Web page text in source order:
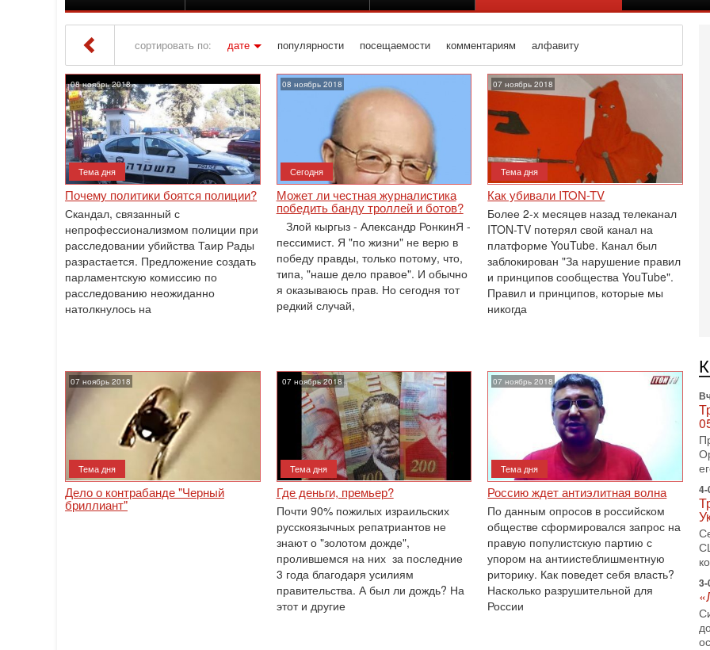
сортировать по: дате популярности посещаемости комментариям алфавиту
Iton TV» Материалы за Ноябрь 2018 года » Страница 9
08 ноябрь 2018
Тема дня
Почему политики боятся полиции?
Скандал, связанный с
непрофессионализмом полиции при
расследовании убийства Таир Рады
разрастается. Предложение создать
парламентскую комиссию по
расследованию неожиданно
натолкнулось на
08 ноябрь 2018
Сегодня
Может ли честная журналистика
победить банду троллей и ботов?
Злой кыргыз - Александр РонкинЯ -
пессимист. Я "по жизни" не верю в
победу правды, только потому, что,
типа, "наше дело правое". И обычно
я оказываюсь прав. Но сегодня тот
редкий случай,
07 ноябрь 2018
Тема дня
Как убивали ITON-TV
Более 2-х месяцев назад телеканал
ITON-TV потерял свой канал на
платформе YouTube. Канал был
заблокирован "За нарушение правил
и принципов сообщества YouTube".
Правил и принципов, которые мы
никогда
07 ноябрь 2018
Тема дня
Дело о контрабанде "Черный
бриллиант"
07 ноябрь 2018
Тема дня
Где деньги, премьер?
Почти 90% пожилых израильских
русскоязычных репатриантов не
знают о "золотом дожде",
пролившемся на них за последние
3 года благодаря усилиям
правительства. А был ли дождь? На
этот и другие
07 ноябрь 2018
Тема дня
Россию ждет антиэлитная волна
По данным опросов в российском
обществе сформировался запрос на
правую популистскую партию с
упором на антиистеблишментную
риторику. Как поведет себя власть?
Насколько разрушительной для
России
4-
3-